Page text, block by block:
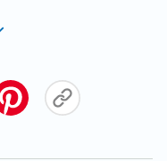
而在你们中间却达